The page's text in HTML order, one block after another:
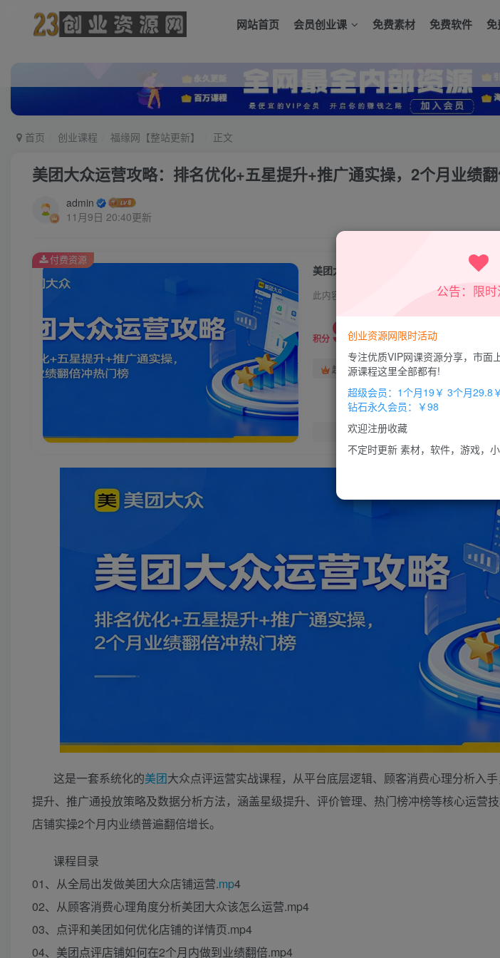
网站首页 会员创业课 免费素材 免费软件 免
首页 创业课程 福缘网【整站更新】 正文
美团大众运营攻略：排名优化+五星提升+推广通实操，2个月业绩
admin
11月9日 20:40更新
美团大众运营攻略：排名优化+五星提升
此内容为付费资源，请付费后查看
积分 9.9
超级会员免费 钻石会员
您当前未登录！建议登陆
付费资源
这是一套系统化的美团大众点评运营实战课程，从平台底层逻辑、顾客消费心理分析入
提升、推广通投放策略及数据分析方法，涵盖星级提升、评价管理、热门榜冲榜等核心运营
店铺实操2个月内业绩普遍翻倍增长。
课程目录
01、从全局出发做美团大众店铺运营.mp4
02、从顾客消费心理角度分析美团大众该怎么运营.mp4
03、点评和美团如何优化店铺的详情页.mp4
04、美团点评店铺如何在2个月内做到业绩翻倍.mp4
公告：限
创业资源网限时活动
专注优质VIP网课资源分享，市面
源课程这里全部都有!
超级会员：1个月19￥ 3个月29.8
钻石永久会员：￥98
欢迎注册收藏
不定时更新 素材，软件，游戏，